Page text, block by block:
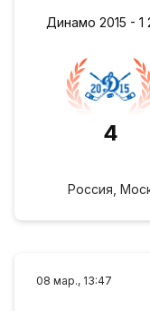
Динамо 2015 - 1
4
Россия,
08 мар., 13:47